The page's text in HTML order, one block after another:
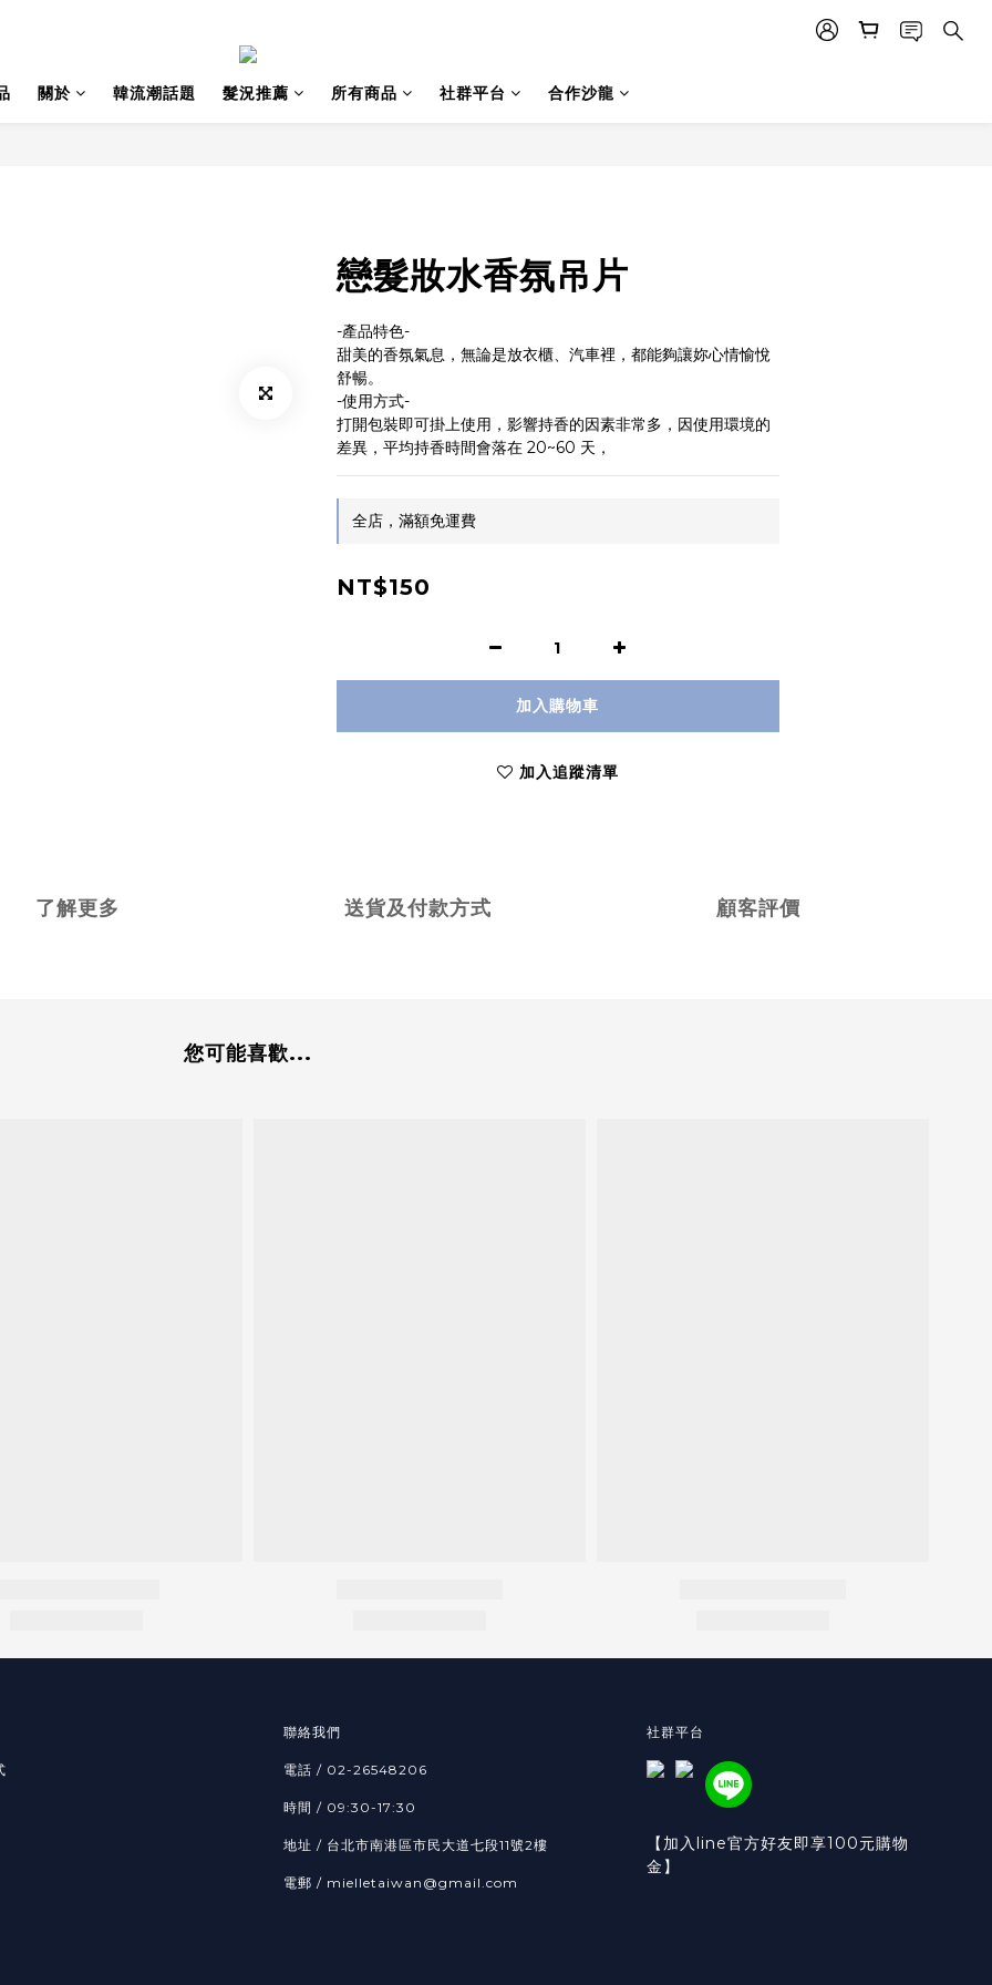
關於 韓流潮話題 髮況推薦 所有商品 社群平台 合作沙龍
戀髮妝水香氛吊片
-產品特色-
甜美的香氛氣息，無論是放衣櫃、汽車裡，都能夠讓妳心情愉悅
舒暢。
-使用方式-
打開包裝即可掛上使用，影響持香的因素非常多，因使用環境的
差異，平均持香時間會落在 20~60 天，
全店，滿額免運費
NT$150
加入購物車
加入追蹤清單
了解更多 送貨及付款方式 顧客評價
您可能喜歡...
聯絡我們
電話 / 02-26548206
時間 / 09:30-17:30
地址 / 台北市南港區市民大道七段11號2樓
電郵 / mielletaiwan@gmail.com
社群平台
【加入line官方好友即享100元購物
金】